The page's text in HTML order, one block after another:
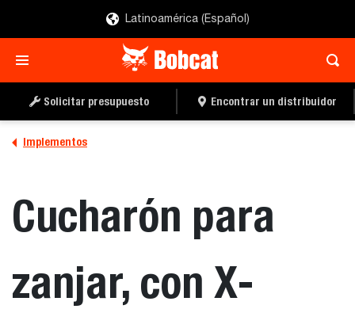
Latinoamérica (Español)
Solicitar presupuesto Encontrar un distribuidor
Implementos
Cucharón para
zanjar, con X-
LOCALIZAR UN